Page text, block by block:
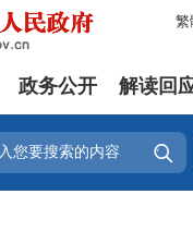
繁
政务公开 解读回
